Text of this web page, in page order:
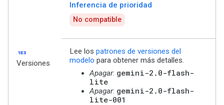
Inferencia de prioridad
No compatible
123
Versiones
Lee los patrones de versiones del
modelo para obtener más detalles.
Apagar: gemini-2.0-flash-
lite
Apagar: gemini-2.0-flash-
lite-001